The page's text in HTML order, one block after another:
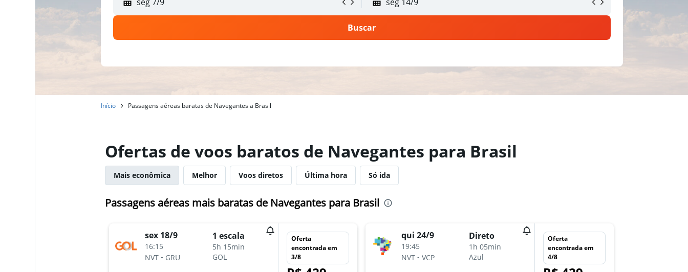
Buscar
Início Passagens aéreas baratas de Navegantes a Brasil
Ofertas de voos baratos de Navegantes para Brasil
Mais econômica Melhor Voos diretos Última hora Só ida
Passagens aéreas mais baratas de Navegantes para Brasil
sex 18/9
16:15
NVT- GRU
1 escala
5h 15min
GOL
Oferta
encontrada em
3/8
qui 24/9
19:45
NVT- VCP
Direto
1h 05min
Azul
Oferta
encontrada em
4/8